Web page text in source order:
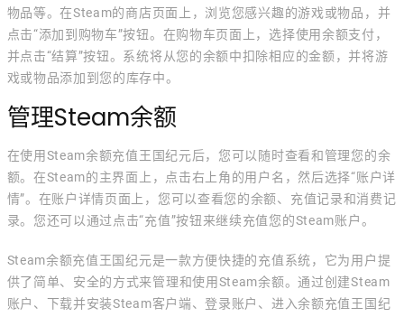
物品等。在Steam的商店页面上，浏览您感兴趣的游戏或物品，并
点击“添加到购物车”按钮。在购物车页面上，选择使用余额支付，
并点击“结算”按钮。系统将从您的余额中扣除相应的金额，并将游
戏或物品添加到您的库存中。
管理Steam余额
在使用Steam余额充值王国纪元后，您可以随时查看和管理您的余
额。在Steam的主界面上，点击右上角的用户名，然后选择“账户详
情”。在账户详情页面上，您可以查看您的余额、充值记录和消费记
录。您还可以通过点击“充值”按钮来继续充值您的Steam账户。
Steam余额充值王国纪元是一款方便快捷的充值系统，它为用户提
供了简单、安全的方式来管理和使用Steam余额。通过创建Steam
账户、下载并安装Steam客户端、登录账户、进入余额充值王国纪